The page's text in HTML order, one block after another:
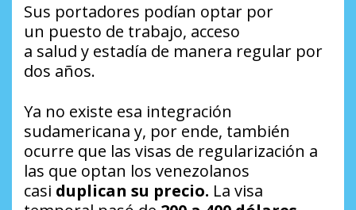
Sus portadores podían optar por
un puesto de trabajo, acceso
a salud y estadía de manera regular por
dos años.
Ya no existe esa integración
sudamericana y, por ende, también
ocurre que las visas de regularización a
las que optan los venezolanos
casi duplican su precio. La visa